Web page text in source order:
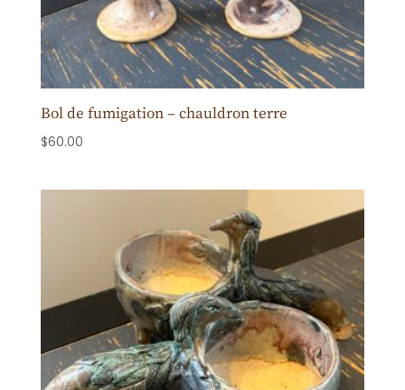
Bol de fumigation – chauldron terre
$60.00